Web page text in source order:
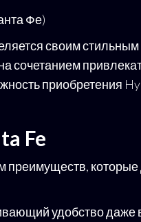
своим
приобретения
Fe
преимуществ,
удобство даже